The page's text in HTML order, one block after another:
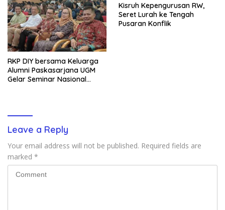
RKP DIY bersama Keluarga
Alumni Paskasarjana UGM
Gelar Seminar Nasional
Kisruh Kepengurusan RW,
Seret Lurah ke Tengah
Pusaran Konflik
Leave a Reply
Your email address will not be published. Required fields are
marked *